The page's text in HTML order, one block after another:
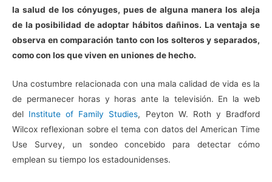
la salud de los cónyuges, pues de alguna manera los aleja
de la posibilidad de adoptar hábitos dañinos. La ventaja se
observa en comparación tanto con los solteros y separados,
como con los que viven en uniones de hecho.
Una costumbre relacionada con una mala calidad de vida es la
de permanecer horas y horas ante la televisión. En la web
del Institute of Family Studies, Peyton W. Roth y Bradford
Wilcox reflexionan sobre el tema con datos del American Time
Use Survey, un sondeo concebido para detectar cómo
emplean su tiempo los estadounidenses.